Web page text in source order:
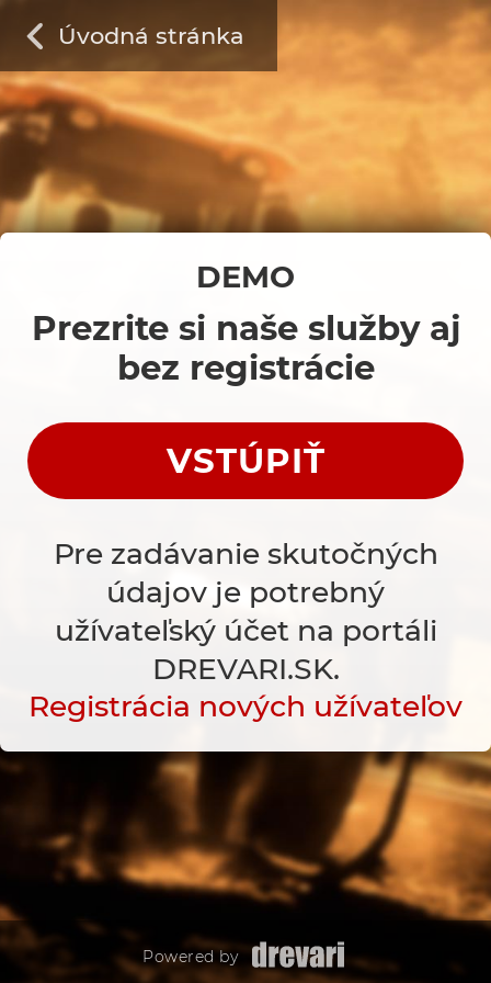
Úvodná stránka
DEMO
Prezrite si naše služby aj
bez registrácie
VSTÚPIŤ
Pre zadávanie skutočných
údajov je potrebný
užívateľský účet na portáli
DREVARI.SK.
Registrácia nových užívateľov
Powered by